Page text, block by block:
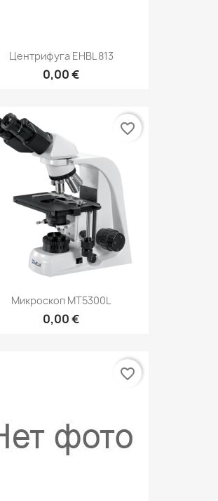
Центрифуга EHBL 813
0,00 €
Микроскоп MT5300L
0,00 €
favorite_border
favorite_border